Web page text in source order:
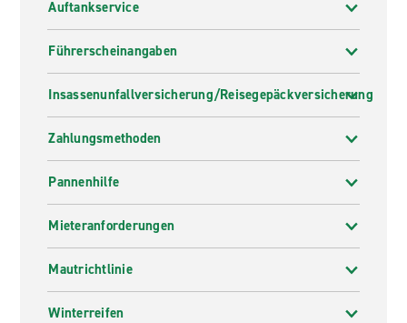
Auftankservice
Führerscheinangaben
Insassenunfallversicherung/Reisegepäckversicherung
Zahlungsmethoden
Pannenhilfe
Mieteranforderungen
Mautrichtlinie
Winterreifen